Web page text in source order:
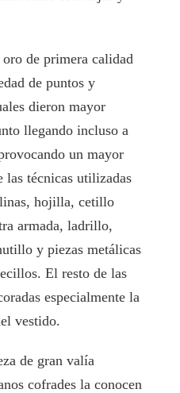
de primera calidad
de puntos y
dieron mayor
llegando incluso a
un mayor
las técnicas utilizadas
hojilla, cetillo
armada, ladrillo,
y piezas metálicas
El resto de las
especialmente la
vestido.
de gran valía
cofrades la conocen